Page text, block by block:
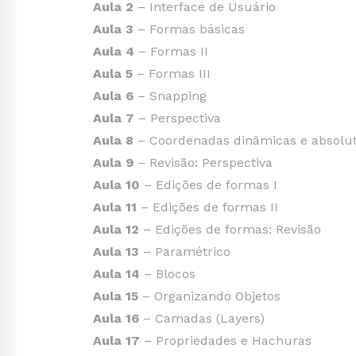
Aula 2 – Interface de Usuário
Aula 3 – Formas básicas
Aula 4 – Formas II
Aula 5 – Formas III
Aula 6 – Snapping
Aula 7 – Perspectiva
Aula 8 – Coordenadas dinâmicas e
Aula 9 – Revisão: Perspectiva
Aula 10 – Edições de formas I
Aula 11 – Edições de formas II
Aula 12 – Edições de formas: Revisão
Aula 13 – Paramétrico
Aula 14 – Blocos
Aula 15 – Organizando Objetos
Aula 16 – Camadas (Layers)
Aula 17 – Propriedades e Hachuras